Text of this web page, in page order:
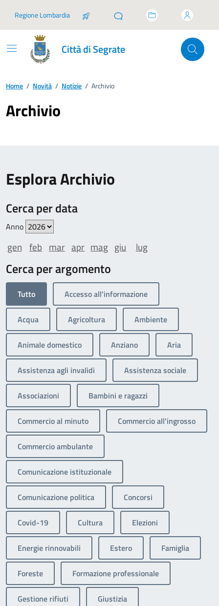
Regione Lombardia
Città di Segrate
Home / Novità / Notizie / Archivio
Archivio
Esplora Archivio
Cerca per data
Anno
gen feb mar apr mag giu lug
Cerca per argomento
Tutto Accesso all'informazione
Acqua Agricoltura Ambiente
Animale domestico Anziano Aria
Assistenza agli invalidi Assistenza sociale
Associazioni Bambini e ragazzi
Commercio al minuto Commercio all'ingrosso
Commercio ambulante
Comunicazione istituzionale
Comunicazione politica Concorsi
Covid-19 Cultura Elezioni
Energie rinnovabili Estero Famiglia
Foreste Formazione professionale
Gestione rifiuti Giustizia